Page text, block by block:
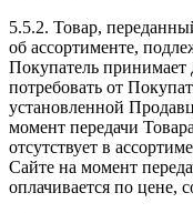
5.5.2. Товар,
об ассортименте,
Покупатель
потребовать от
установленной
момент передачи
отсутствует в
Сайте на момент
оплачивается по цене,